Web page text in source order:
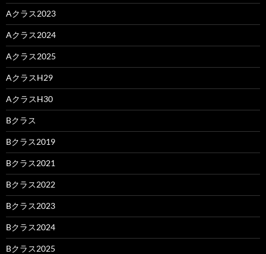
Aクラス2023
Aクラス2024
Aクラス2025
AクラスH29
AクラスH30
Bクラス
Bクラス2019
Bクラス2021
Bクラス2022
Bクラス2023
Bクラス2024
Bクラス2025